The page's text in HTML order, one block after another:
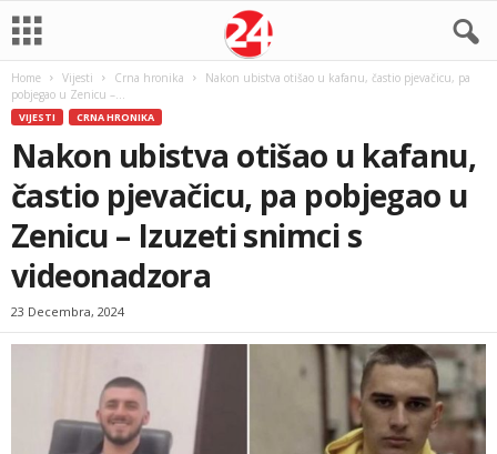
Home Vijesti Crna hronika
Nakon ubistva otišao u kafanu, častio pjevačicu, pa
pobjegao u Zenicu –...
VIJESTI CRNA HRONIKA
Nakon ubistva otišao u kafanu,
častio pjevačicu, pa pobjegao u
Zenicu – Izuzeti snimci s
videonadzora
23 Decembra, 2024